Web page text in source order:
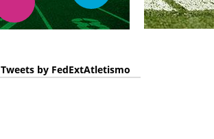
Tweets by FedExtAtletismo